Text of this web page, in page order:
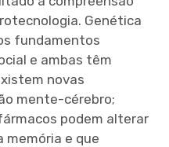
Genética
fundamentos
e ambas têm
novas
mente-cérebro;
podem alterar
memória e que